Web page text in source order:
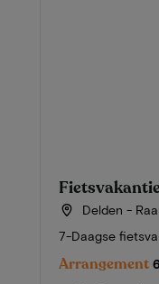
Delden -
7-Daagse
Arrangement